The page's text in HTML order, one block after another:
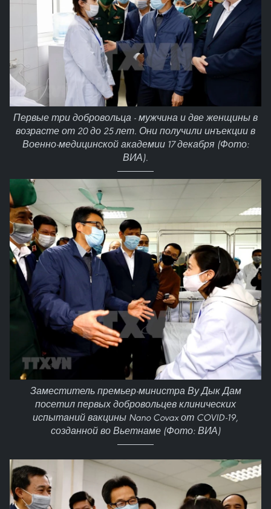
Первые три добровольца - мужчина и две женщины в
возрасте от 20 до 25 лет. Они получили инъекции в
Военно-медицинской академии 17 декабря (Фото:
ВИА).
Заместитель премьер-министра Ву Дык Дам
посетил первых добровольцев клинических
испытаний вакцины Nano Covax от COVID-19,
созданной во Вьетнаме (Фото: ВИА)